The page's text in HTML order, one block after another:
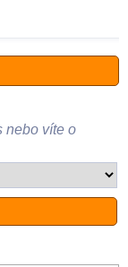
nebo víte o